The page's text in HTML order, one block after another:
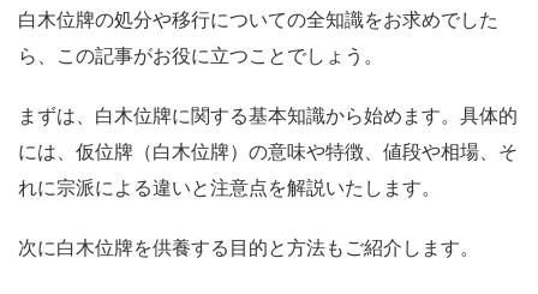
白木位牌の処分や移行についての全知識をお求めでした
ら、この記事がお役に立つことでしょう。
まずは、白木位牌に関する基本知識から始めます。具体的
には、仮位牌（白木位牌）の意味や特徴、値段や相場、そ
れに宗派による違いと注意点を解説いたします。
次に白木位牌を供養する目的と方法もご紹介します。